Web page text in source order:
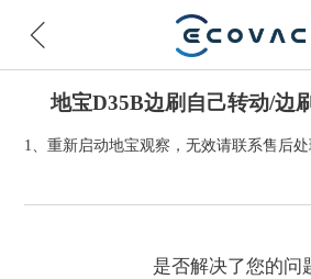
地宝D35B边刷自己转动/边
1、重新启动地宝观察，无效请联系售后处
是否解决了您的问